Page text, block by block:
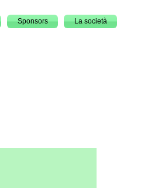
Sponsors La società